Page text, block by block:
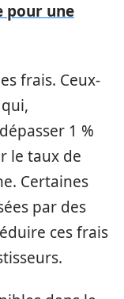
pour une
frais. Ceux-
1 %
le taux de
Certaines
par des
ces frais